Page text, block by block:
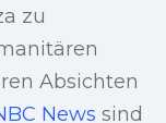
zu
Absichten
News sind